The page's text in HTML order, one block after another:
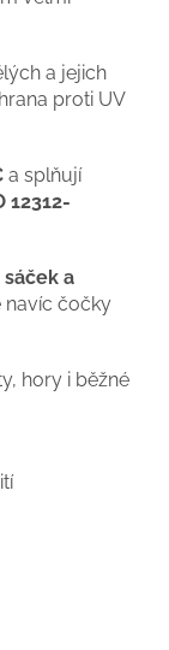
a jejich
proti UV
a splňují
12312-
a
navíc čočky
hory i běžné